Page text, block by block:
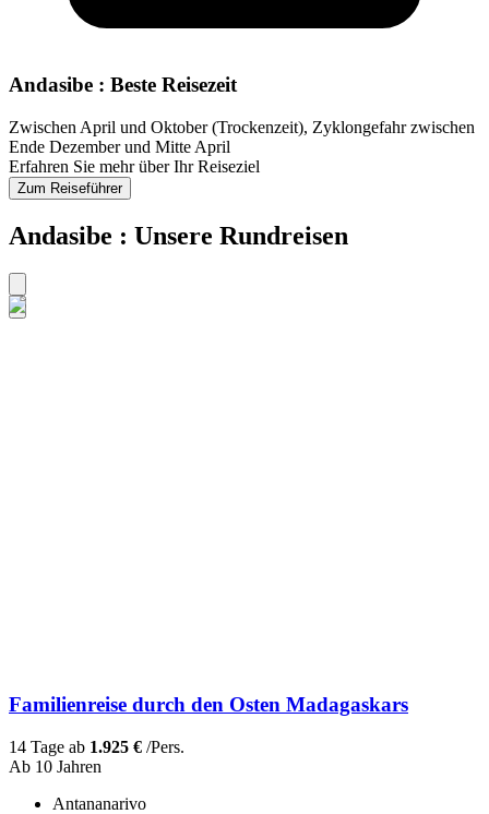
Andasibe : Beste Reisezeit
Zwischen April und Oktober (Trockenzeit), Zyklongefahr zwischen
Ende Dezember und Mitte April
Erfahren Sie mehr über Ihr Reiseziel
Zum Reiseführer
Andasibe : Unsere Rundreisen
Familienreise durch den Osten Madagaskars
14 Tage ab 1.925 € /Pers.
Ab 10 Jahren
Antananarivo